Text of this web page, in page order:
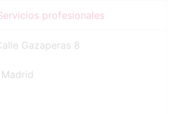
profesionales
Gazaperas 8